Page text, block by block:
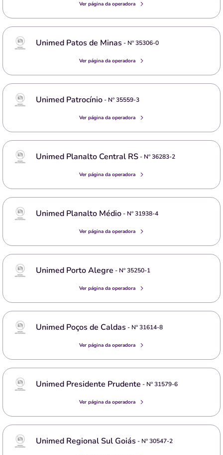
Ver página da operadora
Unimed Patos de Minas - Nº35306-0
Ver página da operadora
Unimed Patrocínio- Nº35559-3
Ver página da operadora
Unimed Planalto Central RS- Nº36283-2
Ver página da operadora
Unimed Planalto Médio- Nº31938-4
Ver página da operadora
Unimed Porto Alegre - Nº35250-1
Ver página da operadora
Unimed Poços de Caldas - Nº31614-8
Ver página da operadora
Unimed Presidente Prudente - Nº31579-6
Ver página da operadora
Unimed Regional Sul Goiás - Nº30547-2